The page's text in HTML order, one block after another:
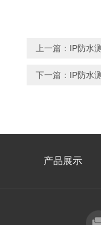
上一篇： IP防水
下一篇： IP防水
产品展示